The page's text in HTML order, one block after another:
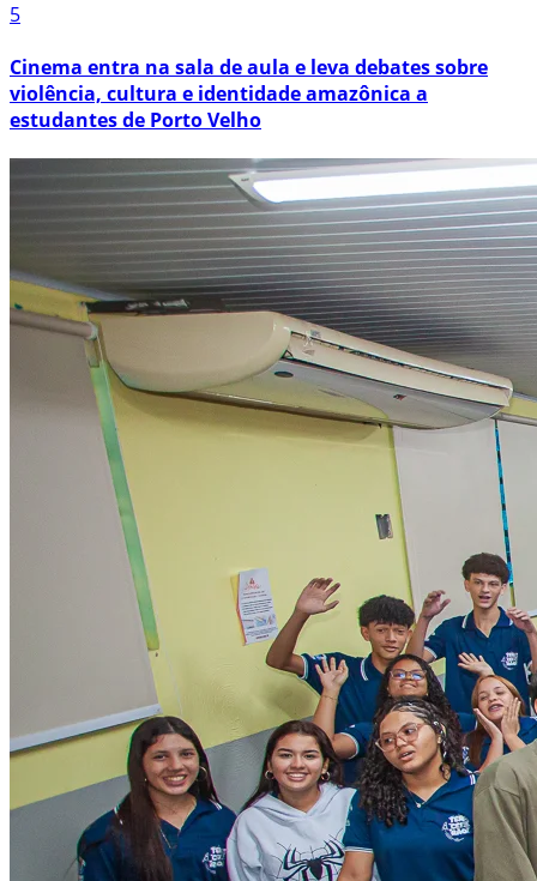
5
Cinema entra na sala de aula e leva debates sobre
violência, cultura e identidade amazônica a
estudantes de Porto Velho